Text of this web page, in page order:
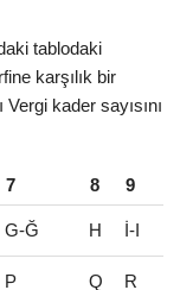
tablodaki
karşılık bir
kader sayısını
7 8 9
G-Ğ H İ-I
P Q R